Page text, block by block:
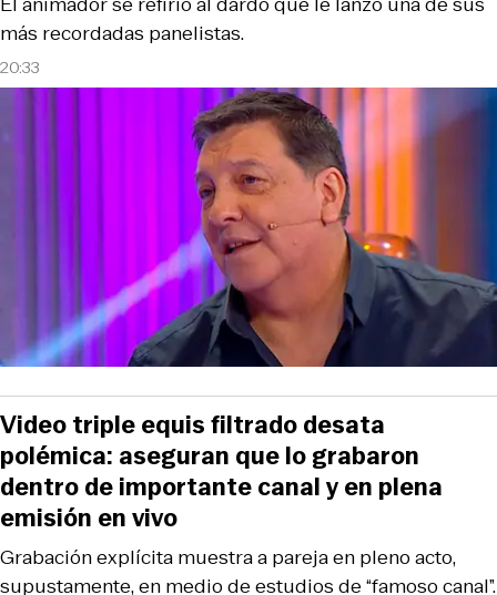
20:33
más recordadas panelistas.
Grabación explícita muestra a pareja en pleno acto,
supustamente, en medio de estudios de “famoso canal”.
Video triple equis filtrado desata
polémica: aseguran que lo grabaron
dentro de importante canal y en plena
emisión en vivo